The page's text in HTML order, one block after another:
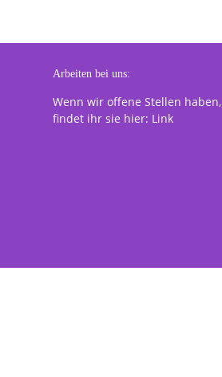
Arbeiten bei uns:
Wenn wir offene Stellen haben,
findet ihr sie hier: Link